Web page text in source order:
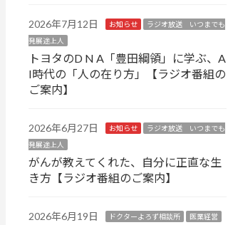
2026年7月12日 お知らせ
ラジオ放送 いつまでも
発展途上人
トヨタのD N A「豊田綱領」に学ぶ、A
I時代の「人の在り方」【ラジオ番組の
ご案内】
2026年6月27日 お知らせ
ラジオ放送 いつまでも
発展途上人
がんが教えてくれた、自分に正直な生
き方【ラジオ番組のご案内】
2026年6月19日 ドクターよろず相談所 医業経営